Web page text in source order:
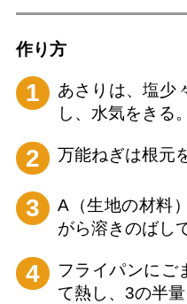
作り⽅
1
あさりは、塩少
し、水気をきる。
2 万能ねぎは根元
3
A（生地の材料
がら溶きのばし
4
フライパンにご
て熱し、3の半